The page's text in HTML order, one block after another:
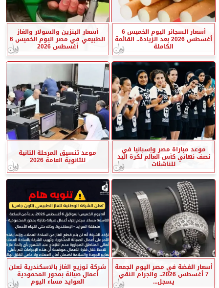
أسعار السجائر اليوم الخميس 6
أغسطس 2026 بعد الزيادة.. القائمة
الكاملة
أسعار البنزين والسولار والغاز
الطبيعي في مصر اليوم الخميس 6
أغسطس 2026
موعد مباراة مصر وإسبانيا في
نصف نهائي كأس العالم لكرة اليد
للناشئات
موعد تنسيق المرحلة الثانية
للثانوية العامة 2026
أسعار الفضة في مصر اليوم الجمعة
7 أغسطس 2026.. والجرام النقي
يسجل...
شركة توزيع الغاز بالاسكندرية تعلن
أعمال صيانة بمحور المحمودية
العوايد مساء اليوم